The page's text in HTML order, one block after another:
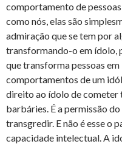
comportamento de
como nós, elas são
admiração que se tem por
transformando-o em ídolo,
que transforma pessoas
comportamentos de um
direito ao ídolo de cometer
barbáries. É a permissão
transgredir. E não é esse o
capacidade intelectual. A